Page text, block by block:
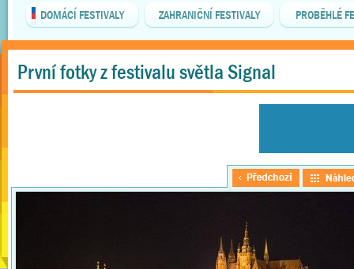
DOMÁCÍ FESTIVALY ZAHRANIČNÍ FESTIVALY PROBĚHLÉ
První fotky z festivalu světla Signal